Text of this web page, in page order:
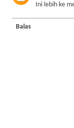
Ini lebih ke
Balas